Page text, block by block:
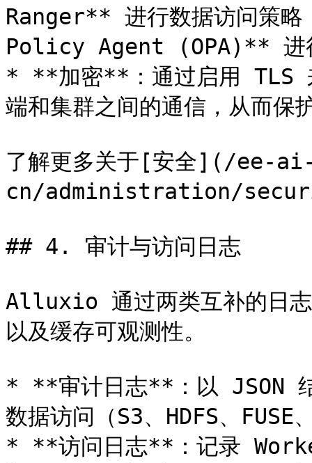
Ranger** 进行数据访问策略
Policy Agent (OPA)** 进
* **加密**：通过启用 TLS
端和集群之间的通信，从而保
了解更多关于[安全](/ee-
cn/administration/
## 4. 审计与访问日志
Alluxio 通过两类互补的日志
以及缓存可观测性。
* **审计日志**：以 JSON
数据访问（S3、HDFS、
* **访问日志**：记录